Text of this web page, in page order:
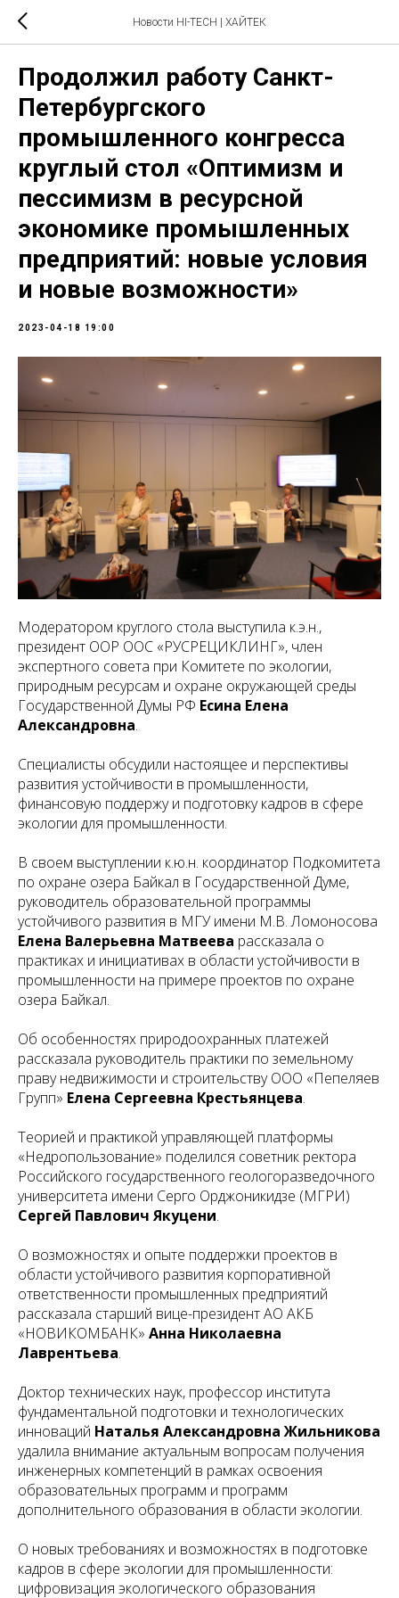
Новости HI-TECH | ХАЙТЕК
Продолжил работу Санкт-
Петербургского
промышленного конгресса
круглый стол «Оптимизм и
пессимизм в ресурсной
экономике промышленных
предприятий: новые условия
и новые возможности»
2023-04-18 19:00
Модератором круглого стола выступила к.э.н.,
президент ООР ООС «РУСРЕЦИКЛИНГ», член
экспертного совета при Комитете по экологии,
природным ресурсам и охране окружающей среды
Государственной Думы РФ Есина Елена
Александровна.
Специалисты обсудили настоящее и перспективы
развития устойчивости в промышленности,
финансовую поддержу и подготовку кадров в сфере
экологии для промышленности.
В своем выступлении к.ю.н. координатор Подкомитета
по охране озера Байкал в Государственной Думе,
руководитель образовательной программы
устойчивого развития в МГУ имени М.В. Ломоносова
Елена Валерьевна Матвеева рассказала о
практиках и инициативах в области устойчивости в
промышленности на примере проектов по охране
озера Байкал.
Об особенностях природоохранных платежей
рассказала руководитель практики по земельному
праву недвижимости и строительству ООО «Пепеляев
Групп» Елена Сергеевна Крестьянцева.
Теорией и практикой управляющей платформы
«Недропользование» поделился советник ректора
Российского государственного геологоразведочного
университета имени Серго Орджоникидзе (МГРИ)
Сергей Павлович Якуцени.
О возможностях и опыте поддержки проектов в
области устойчивого развития корпоративной
ответственности промышленных предприятий
рассказала старший вице-президент АО АКБ
«НОВИКОМБАНК» Анна Николаевна
Лаврентьева.
Доктор технических наук, профессор института
фундаментальной подготовки и технологических
инноваций Наталья Александровна Жильникова
удалила внимание актуальным вопросам получения
инженерных компетенций в рамках освоения
образовательных программ и программ
дополнительного образования в области экологии.
О новых требованиях и возможностях в подготовке
кадров в сфере экологии для промышленности:
цифровизация экологического образования